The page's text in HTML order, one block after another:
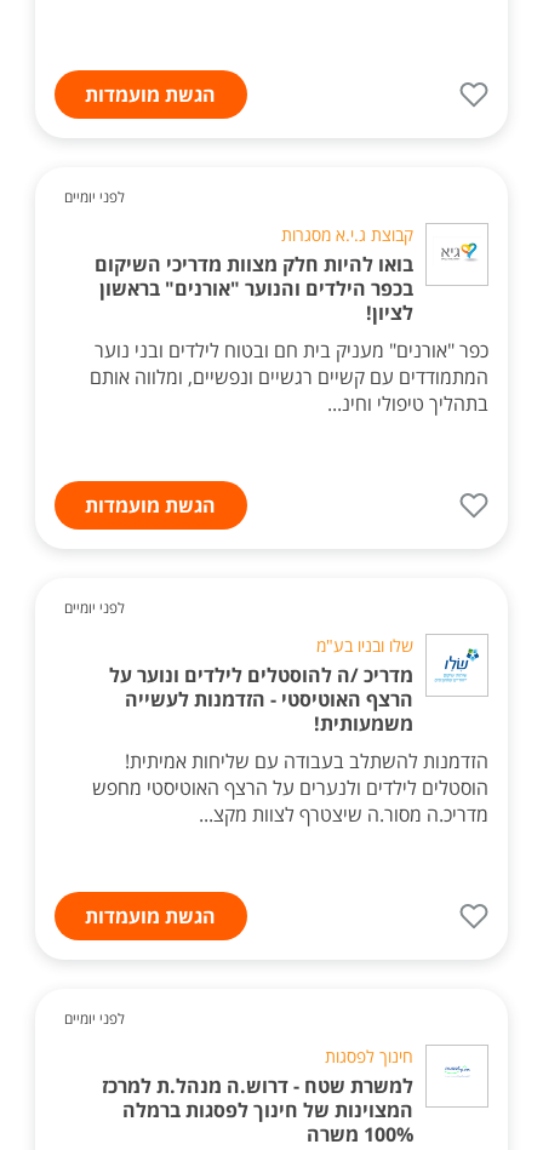
הגשת מועמדות
לפני יומיים
קבוצת ג.י.א מסגרות
בואו להיות חלק מצוות מדריכי השיקום
בכפר הילדים והנוער "אורנים" בראשון
לציון!
כפר "אורנים" מעניק בית חם ובטוח לילדים ובני נוער
המתמודדים עם קשיים רגשיים ונפשיים, ומלווה אותם
בתהליך טיפולי וחינ...
הגשת מועמדות
לפני יומיים
שלו ובניו בע"מ
מדריכ /ה להוסטלים לילדים ונוער על
הרצף האוטיסטי - הזדמנות לעשייה
משמעותית!
הזדמנות להשתלב בעבודה עם שליחות אמיתית!
הוסטלים לילדים ולנערים על הרצף האוטיסטי מחפש
מדריכ.ה מסור.ה שיצטרף לצוות מקצ...
הגשת מועמדות
לפני יומיים
חינוך לפסגות
למשרת שטח - דרוש.ה מנהל.ת למרכז
המצוינות של חינוך לפסגות ברמלה
100% משרה